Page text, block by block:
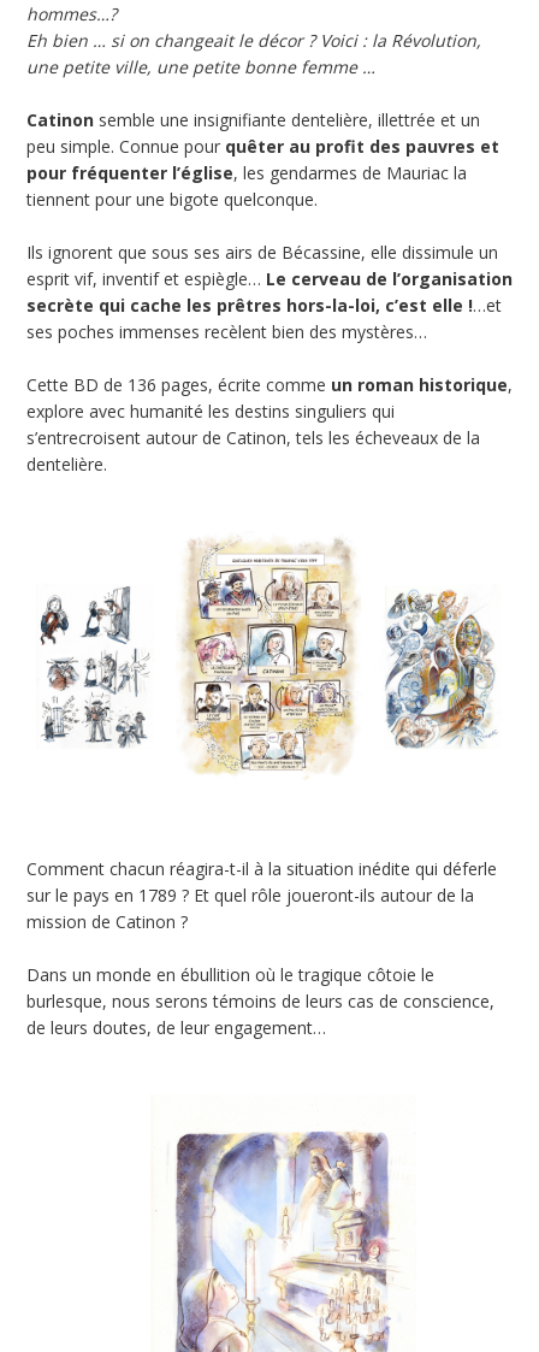
hommes…?
Eh bien … si on changeait le décor ? Voici : la Révolution,
une petite ville, une petite bonne femme …
Catinon semble une insignifiante dentelière, illettrée et un
peu simple. Connue pour quêter au profit des pauvres et
pour fréquenter l’église, les gendarmes de Mauriac la
tiennent pour une bigote quelconque.
Ils ignorent que sous ses airs de Bécassine, elle dissimule un
esprit vif, inventif et espiègle… Le cerveau de l’organisation
secrète qui cache les prêtres hors-la-loi, c’est elle !…et
ses poches immenses recèlent bien des mystères…
Cette BD de 136 pages, écrite comme un roman historique,
explore avec humanité les destins singuliers qui
s’entrecroisent autour de Catinon, tels les écheveaux de la
dentelière.
Comment chacun réagira-t-il à la situation inédite qui déferle
sur le pays en 1789 ? Et quel rôle joueront-ils autour de la
mission de Catinon ?
Dans un monde en ébullition où le tragique côtoie le
burlesque, nous serons témoins de leurs cas de conscience,
de leurs doutes, de leur engagement…